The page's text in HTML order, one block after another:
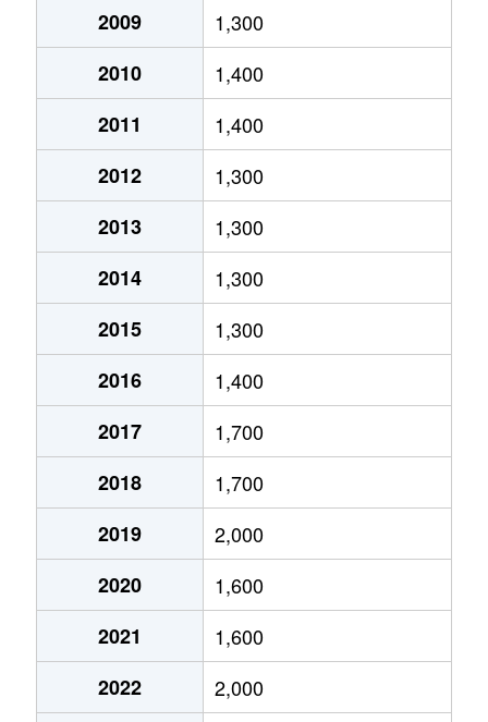
2009
1,300
2010
1,400
2011
1,400
2012
1,300
2013
1,300
2014
1,300
2015
1,300
2016
1,400
2017
1,700
2018
1,700
2019
2,000
2020
1,600
2021
1,600
2022
2,000